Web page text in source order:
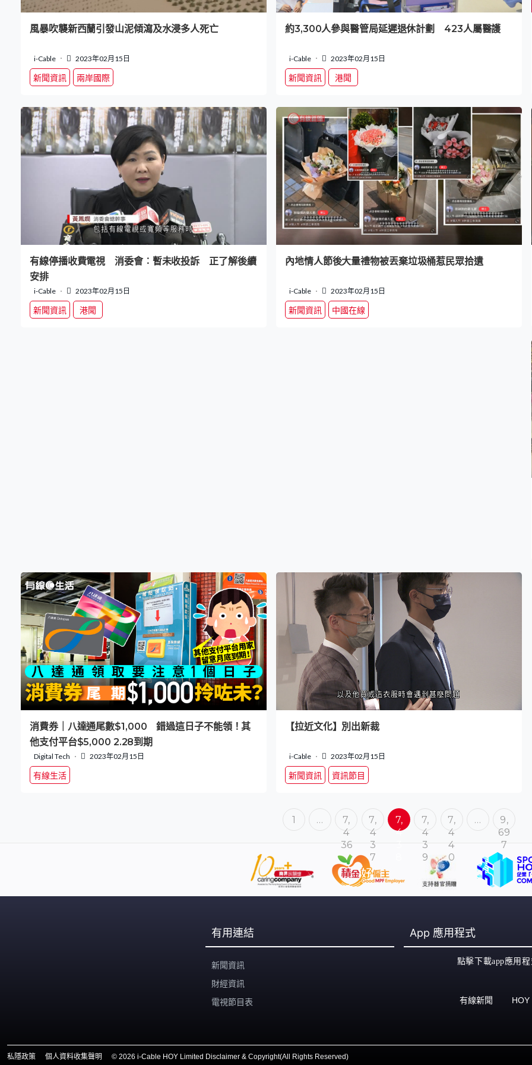
風暴吹襲新西蘭引發山泥傾瀉及水浸多人死亡
i-Cable 2023年02月15日
新聞資訊 兩岸國際
約3,300人參與醫管局延遲退休計劃 423人屬醫護
i-Cable 2023年02月15日
新聞資訊 港聞
有線停播收費電視 消委會︰暫未收投訴 正了解後續
安排
i-Cable 2023年02月15日
新聞資訊 港聞
內地情人節後大量禮物被丟棄垃圾桶惹民眾拾遺
i-Cable 2023年02月15日
新聞資訊 中國在線
消費券｜八達通尾數$1,000 錯過這日子不能領！其
他支付平台$5,000 2.28到期
Digital Tech 2023年02月15日
有線生活
【拉近文化】別出新裁
i-Cable 2023年02月15日
新聞資訊 資訊節目
1 …
7,
4
36
7,
4
3
7
7,
4
7,
4
3
9
7,
4
4
0
…
9,
69
7
有用連結
新聞資訊
財經資訊
電視節目表
App 應用程式
點擊下載app應用
有線新聞 HOY
私隱政策 個人資料收集聲明 © 2026 i-Cable HOY Limited Disclaimer & Copyright(All Rights Reserved)